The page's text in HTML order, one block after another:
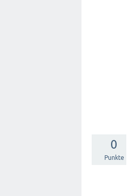
0
Punkte